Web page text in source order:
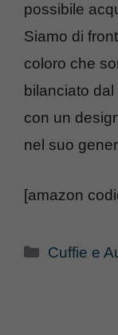
possibile
Siamo di
coloro che
bilanciato
con un
nel suo
[amazon
Categorie
Cuffie e